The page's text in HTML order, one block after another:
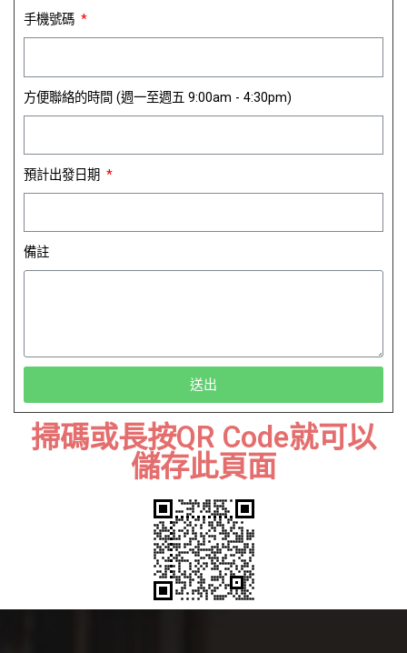
手機號碼
方便聯絡的時間 (週一至週五 9:00am - 4:30pm)
預計出發日期
備註
送出
掃碼或長按QR Code就可以
儲存此頁面